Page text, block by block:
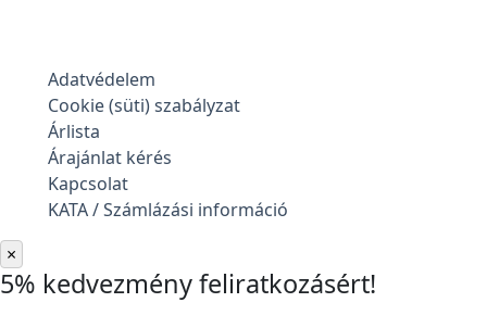
Adatvédelem
Cookie (süti) szabályzat
Árlista
Árajánlat kérés
Kapcsolat
KATA / Számlázási információ
×
5% kedvezmény feliratkozásért!